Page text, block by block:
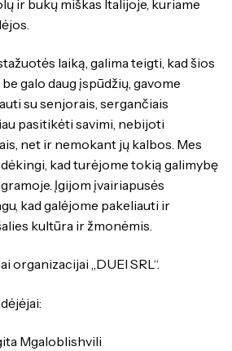
ir bukų miškas Italijoje, kuriame
laiką, galima teigti, kad šios
galo daug įspūdžių, gavome
su senjorais, sergančiais
pasitikėti savimi, nebijoti
net ir nemokant jų kalbos. Mes
kad turėjome tokią galimybę
Įgijom įvairiapusės
kad galėjome pakeliauti ir
kultūra ir žmonėmis.
organizacijai „DUEI SRL“.
Mgaloblishvili